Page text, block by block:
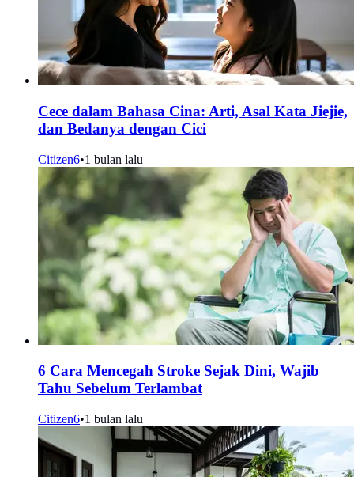
Cece dalam Bahasa Cina: Arti, Asal Kata Jiejie,
dan Bedanya dengan Cici
Citizen6•1 bulan lalu
6 Cara Mencegah Stroke Sejak Dini, Wajib
Tahu Sebelum Terlambat
Citizen6•1 bulan lalu